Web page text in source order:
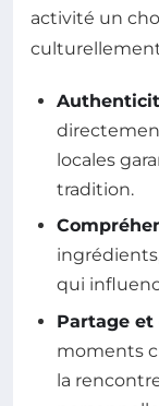
activité un
locales
tradition.
qui
Partage et
moments
la